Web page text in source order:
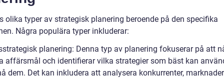
olika typer av strategisk planering beroende på den specifika
Några populära typer inkluderar:
planering: Denna typ av planering fokuserar på att
affärsmål och identifierar vilka strategier som bäst kan
dem. Det kan inkludera att analysera konkurrenter,